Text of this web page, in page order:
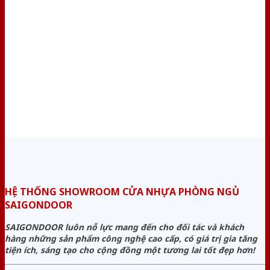
HỆ THỐNG SHOWROOM CỬA NHỰA PHÒNG NGỦ
SAIGONDOOR
SAIGONDOOR luôn nỗ lực mang đến cho đối tác và khách
hàng những sản phẩm công nghệ cao cấp, có giá trị gia tăng
tiện ích, sáng tạo cho cộng đồng một tương lai tốt đẹp hơn!